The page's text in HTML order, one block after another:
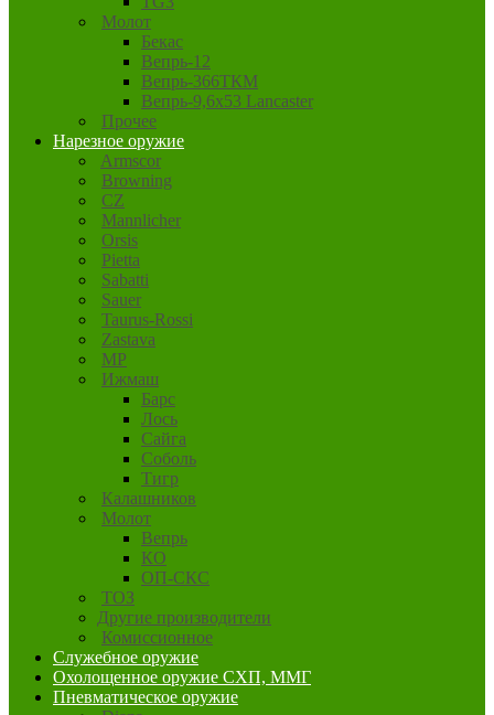
Молот
Бекас
Вепрь-12
Вепрь-366ТКМ
Вепрь-9,6х53 Lancaster
Прочее
Нарезное оружие
Armscor
Browning
CZ
Mannlicher
Orsis
Pietta
Sabatti
Sauer
Taurus-Rossi
Zastava
MP
Ижмаш
Барс
Лось
Сайга
Соболь
Тигр
Калашников
Молот
Вепрь
КО
ОП-СКС
ТОЗ
Другие производители
Комиссионное
Служебное оружие
Охолощенное оружие СХП, ММГ
Пневматическое оружие